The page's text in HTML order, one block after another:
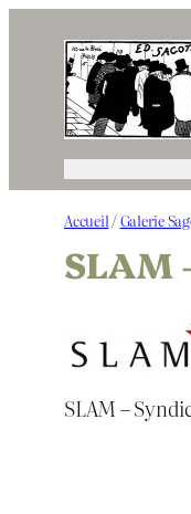
contenu
Accueil /Galerie
SLAM
SLAM –